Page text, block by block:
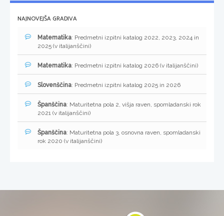
NAJNOVEJŠA GRADIVA
Matematika: Predmetni izpitni katalog 2022, 2023, 2024 in
2025 (v italijanščini)
Matematika: Predmetni izpitni katalog 2026 (v italijanščini)
Slovenščina: Predmetni izpitni katalog 2025 in 2026
Španščina: Maturitetna pola 2, višja raven, spomladanski rok
2021 (v italijanščini)
Španščina: Maturitetna pola 3, osnovna raven, spomladanski
rok 2020 (v italijanščini)